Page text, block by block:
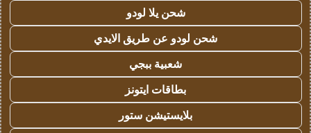
شحن يلا لودو
شحن لودو عن طريق الايدي
شعبية ببجي
بطاقات ايتونز
بلايستيشن ستور